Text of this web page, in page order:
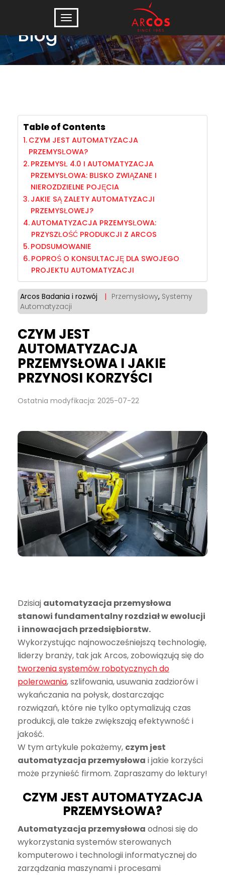
Blog
Table of Contents
CZYM JEST AUTOMATYZACJA
PRZEMYSŁOWA?
PRZEMYSŁ 4.0 I AUTOMATYZACJA
PRZEMYSŁOWA: BLISKO ZWIĄZANE I
NIEROZDZIELNE POJĘCIA
JAKIE SĄ ZALETY AUTOMATYZACJI
PRZEMYSŁOWEJ?
AUTOMATYZACJA PRZEMYSŁOWA:
PRZYSZŁOŚĆ PRODUKCJI Z ARCOS
PODSUMOWANIE
POPROŚ O KONSULTACJĘ DLA SWOJEGO
PROJEKTU AUTOMATYZACJI
Arcos Badania i rozwój | Przemysłowy, Systemy
Automatyzacji
CZYM JEST
AUTOMATYZACJA
PRZEMYSŁOWA I JAKIE
PRZYNOSI KORZYŚCI
Ostatnia modyfikacja: 2025-07-22
Dzisiaj automatyzacja przemysłowa
stanowi fundamentalny rozdział w ewolucji
i innowacjach przedsiębiorstw.
Wykorzystując najnowocześniejszą technologię,
liderzy branży, tak jak Arcos, zobowiązują się do
tworzenia systemów robotycznych do
polerowania,szlifowania, usuwania zadziorów i
wykańczania na połysk, dostarczając
rozwiązań, które nie tylko optymalizują czas
produkcji, ale także zwiększają efektywność i
jakość.
W tym artykule pokażemy, czym jest
automatyzacja przemysłowa i jakie korzyści
może przynieść firmom. Zapraszamy do lektury!
CZYM JEST AUTOMATYZACJA
PRZEMYSŁOWA?
Automatyzacja przemysłowa odnosi się do
wykorzystania systemów sterowanych
komputerowo i technologii informatycznej do
zarządzania maszynami i procesami